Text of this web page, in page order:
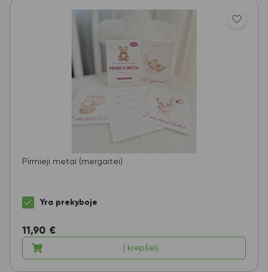
Pirmieji metai (mergaitei)
Yra prekyboje
11,90 €
Į krepšelį